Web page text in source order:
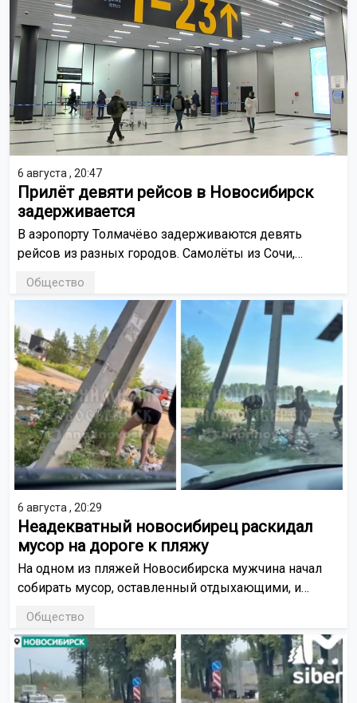
6 августа , 20:47
Прилёт девяти рейсов в Новосибирск
задерживается
В аэропорту Толмачёво задерживаются девять
рейсов из разных городов. Самолёты из Сочи,
Еревана и Стамбула прибудут позже расписания.
Один рейс отменён.
Общество
6 августа , 20:29
Неадекватный новосибирец раскидал
мусор на дороге к пляжу
На одном из пляжей Новосибирска мужчина начал
собирать мусор, оставленный отдыхающими, и
автомобилей к берегу. Его действия остановили
другие отдыхающие.
Общество